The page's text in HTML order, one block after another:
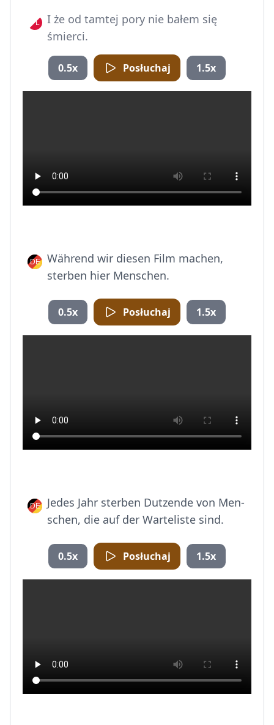
I że od tamtej pory nie bałem się
śmierci.
0.5x Posłuchaj 1.5x
Während wir diesen Film machen,
sterben hier Menschen.
0.5x Posłuchaj 1.5x
Jedes Jahr sterben Dutzende von Men-
schen, die auf der Warteliste sind.
0.5x Posłuchaj 1.5x